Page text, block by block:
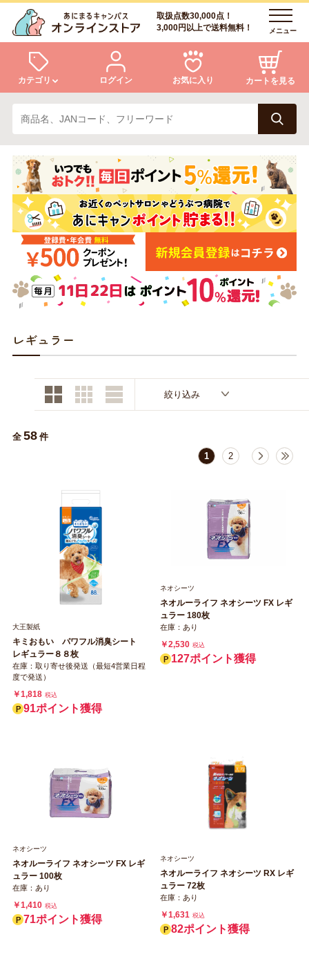
取扱点数30,000点！
3,000円以上で送料無料！
メニュー
カテゴリ
犬 猫
小動物・鳥 アクア・爬虫類・昆虫
ドッグフード キャットフード
美容・ケア用品 服・おさんぽ用品
日用品（デイリー）
トリマーグッズ シニアサポート
ログイン お気に入り カートを見る
ログイン
会員登録
あにまるキャンパスについて
アフターサービス
商品リクエスト
お問い合わせ
レギュラー
絞り込み
全 58 件
1
2
大王製紙
キミおもい パワフル消臭シート
レギュラー８８枚
在庫：取り寄せ後発送（最短4営業日程
度で発送）
￥1,818 税込
91ポイント獲得
ネオシーツ
ネオルーライフ ネオシーツ FX レギ
ュラー 180枚
在庫：あり
￥2,530 税込
127ポイント獲得
ネオシーツ
ネオルーライフ ネオシーツ FX レギ
ュラー 100枚
在庫：あり
￥1,410 税込
71ポイント獲得
ネオシーツ
ネオルーライフ ネオシーツ RX レギ
ュラー 72枚
在庫：あり
￥1,631 税込
82ポイント獲得